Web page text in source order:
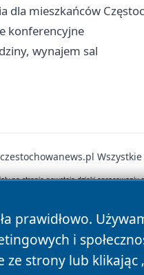
dla mieszkańców
konferencyjne
wynajem sal
prawidłowo.
i
strony lub klikając